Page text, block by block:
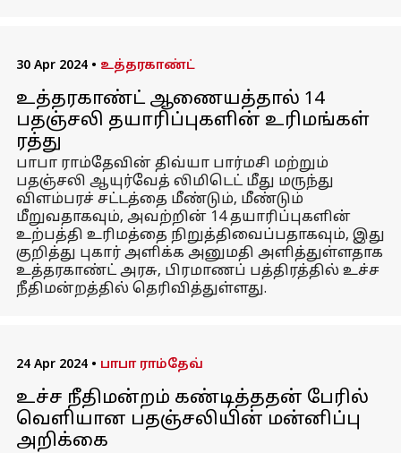
30 Apr 2024 • உத்தரகாண்ட்
உத்தரகாண்ட் ஆணையத்தால் 14
பதஞ்சலி தயாரிப்புகளின் உரிமங்கள்
ரத்து
பாபா ராம்தேவின் திவ்யா பார்மசி மற்றும்
பதஞ்சலி ஆயுர்வேத் லிமிடெட் மீது மருந்து
விளம்பரச் சட்டத்தை மீண்டும், மீண்டும்
மீறுவதாகவும், அவற்றின் 14 தயாரிப்புகளின்
உற்பத்தி உரிமத்தை நிறுத்திவைப்பதாகவும், இது
குறித்து புகார் அளிக்க அனுமதி அளித்துள்ளதாக
உத்தரகாண்ட் அரசு, பிரமாணப் பத்திரத்தில் உச்ச
நீதிமன்றத்தில் தெரிவித்துள்ளது.
24 Apr 2024 • பாபா ராம்தேவ்
உச்ச நீதிமன்றம் கண்டித்ததன் பேரில்
வெளியான பதஞ்சலியின் மன்னிப்பு
அறிக்கை